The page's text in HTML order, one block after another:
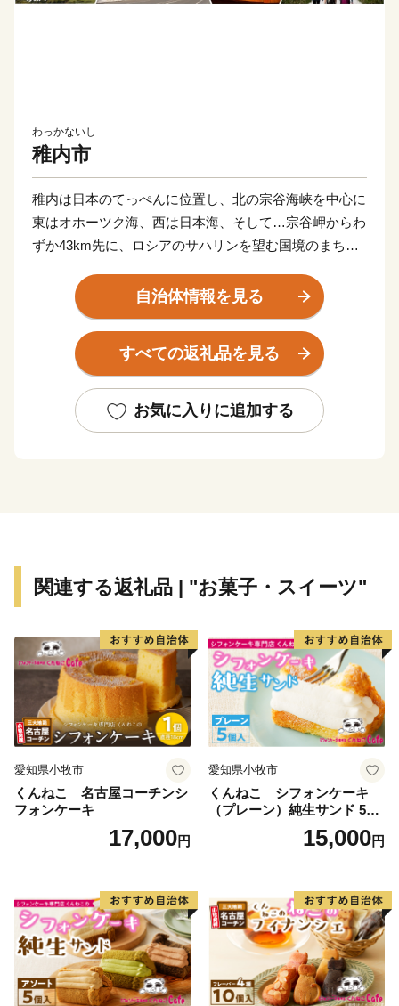
わっかないし
稚内市
稚内は日本のてっぺんに位置し、北の宗谷海峡を中心に
東はオホーツク海、西は日本海、そして…宗谷岬からわ
ずか43km先に、ロシアのサハリンを望む国境のまちで
背後に広がる宗谷丘陵には、北海道遺産である周氷河地
形、57基の風車群、最北の白い道、これらは“圧巻”で
す！夏は平均20℃前後と冷涼な気候なので避暑地には最
適ですし、冬はマイナス5℃前後と最北の地でありなが
っくり稚内の味覚・気候・自然などをご堪能ください。
◆日本最北端わっかない白夜祭 ・・・ ６月中旬
旬
◆稚内みなと南極まつり ・・・ ８月上旬
◆日本最北端わっかない平和マラソン ・・・ ９月
上旬
自治体情報を見る
すべての返礼品を見る
お気に入りに追加する
関連する返礼品 | "お菓子・スイーツ"
愛知県小牧市
くんねこ 名古屋コーチンシ
フォンケーキ
17,000円
愛知県小牧市
くんねこ シフォンケーキ
（プレーン）純生サンド 5個
15,000円